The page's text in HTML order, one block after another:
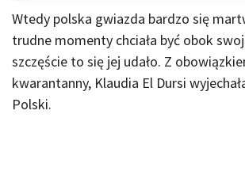
Wtedy polska gwiazda bardzo się
trudne momenty chciała być obok
szczęście to się jej udało. Z
kwarantanny, Klaudia El Dursi
Polski.